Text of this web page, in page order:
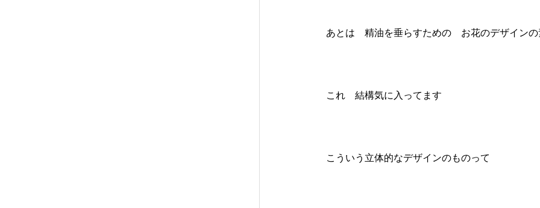
あとは 精油を垂らすための お花のデザイン
これ 結構気に入ってます
こういう立体的なデザインのものって